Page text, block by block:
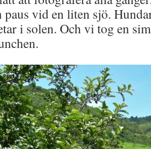
paus vid en liten sjö.
i solen. Och vi tog en